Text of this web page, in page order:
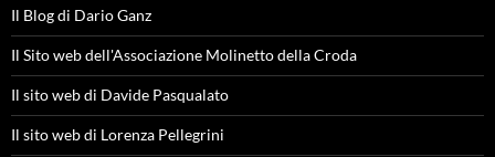
Il Blog di Dario Ganz
Il Sito web dell'Associazione Molinetto della Croda
Il sito web di Davide Pasqualato
Il sito web di Lorenza Pellegrini